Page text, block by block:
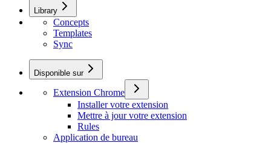
Library
Concepts
Templates
Sync
Disponible sur
Extension Chrome
Installer votre extension
Mettre à jour votre extension
Rules
Application de bureau